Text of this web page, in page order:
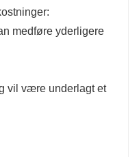
medføre yderligere
vil være underlagt et